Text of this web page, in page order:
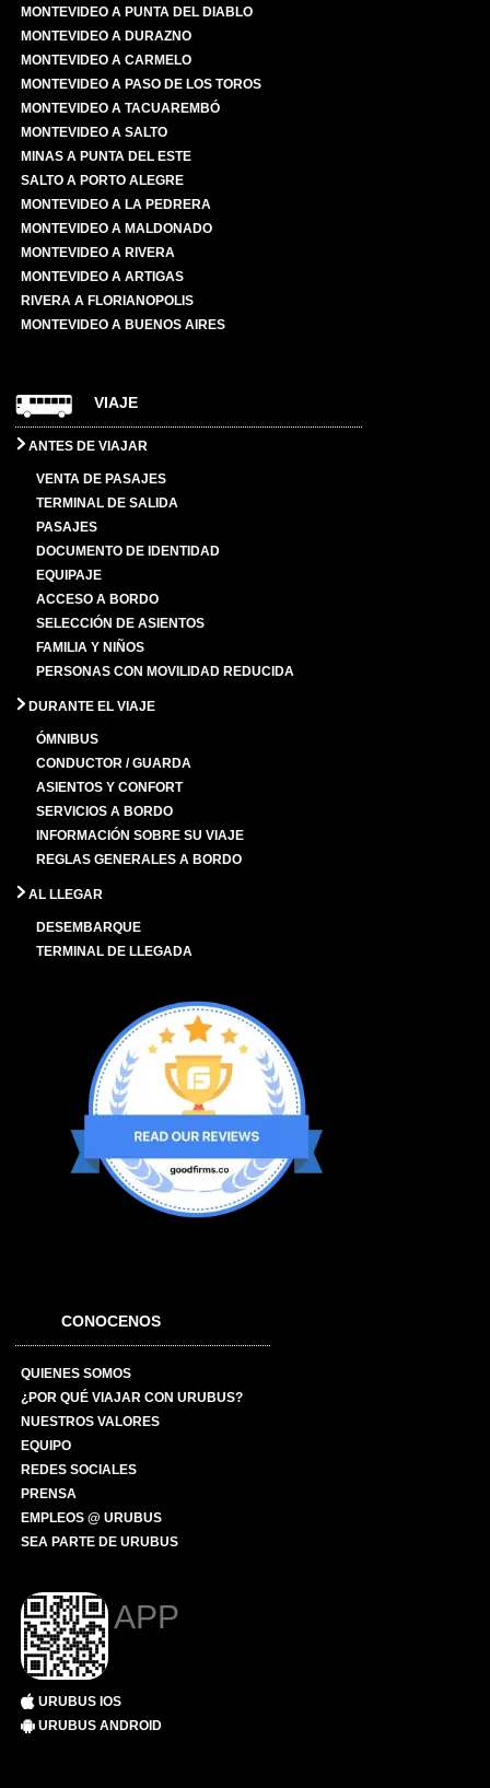
MONTEVIDEO A PUNTA DEL DIABLO
MONTEVIDEO A DURAZNO
MONTEVIDEO A CARMELO
MONTEVIDEO A PASO DE LOS TOROS
MONTEVIDEO A TACUAREMBÓ
MONTEVIDEO A SALTO
MINAS A PUNTA DEL ESTE
SALTO A PORTO ALEGRE
MONTEVIDEO A LA PEDRERA
MONTEVIDEO A MALDONADO
MONTEVIDEO A RIVERA
MONTEVIDEO A ARTIGAS
RIVERA A FLORIANOPOLIS
MONTEVIDEO A BUENOS AIRES
VIAJE
ANTES DE VIAJAR
VENTA DE PASAJES
TERMINAL DE SALIDA
PASAJES
DOCUMENTO DE IDENTIDAD
EQUIPAJE
ACCESO A BORDO
SELECCIÓN DE ASIENTOS
FAMILIA Y NIÑOS
PERSONAS CON MOVILIDAD REDUCIDA
DURANTE EL VIAJE
ÓMNIBUS
CONDUCTOR / GUARDA
ASIENTOS Y CONFORT
SERVICIOS A BORDO
INFORMACIÓN SOBRE SU VIAJE
REGLAS GENERALES A BORDO
AL LLEGAR
DESEMBARQUE
TERMINAL DE LLEGADA
CONOCENOS
QUIENES SOMOS
¿POR QUÉ VIAJAR CON URUBUS?
NUESTROS VALORES
EQUIPO
REDES SOCIALES
PRENSA
EMPLEOS @ URUBUS
SEA PARTE DE URUBUS
APP
URUBUS IOS
URUBUS ANDROID